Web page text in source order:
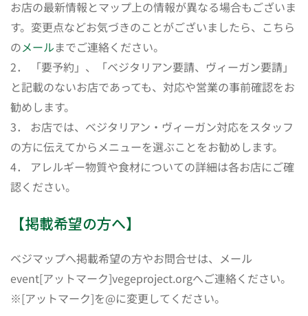
お店の最新情報とマップ上の情報が異なる場合もございま
す。変更点などお気づきのことがございましたら、こちら
のメールまでご連絡ください。
2． 「要予約」、「ベジタリアン要請、ヴィーガン要請」
と記載のないお店であっても、対応や営業の事前確認をお
勧めします。
3． お店では、ベジタリアン・ヴィーガン対応をスタッフ
の方に伝えてからメニューを選ぶことをお勧めします。
4． アレルギー物質や食材についての詳細は各お店にご確
認ください。
【掲載希望の方へ】
ベジマップへ掲載希望の方やお問合せは、メール
event[アットマーク]vegeproject.orgへご連絡ください。
※[アットマーク]を@に変更してください。